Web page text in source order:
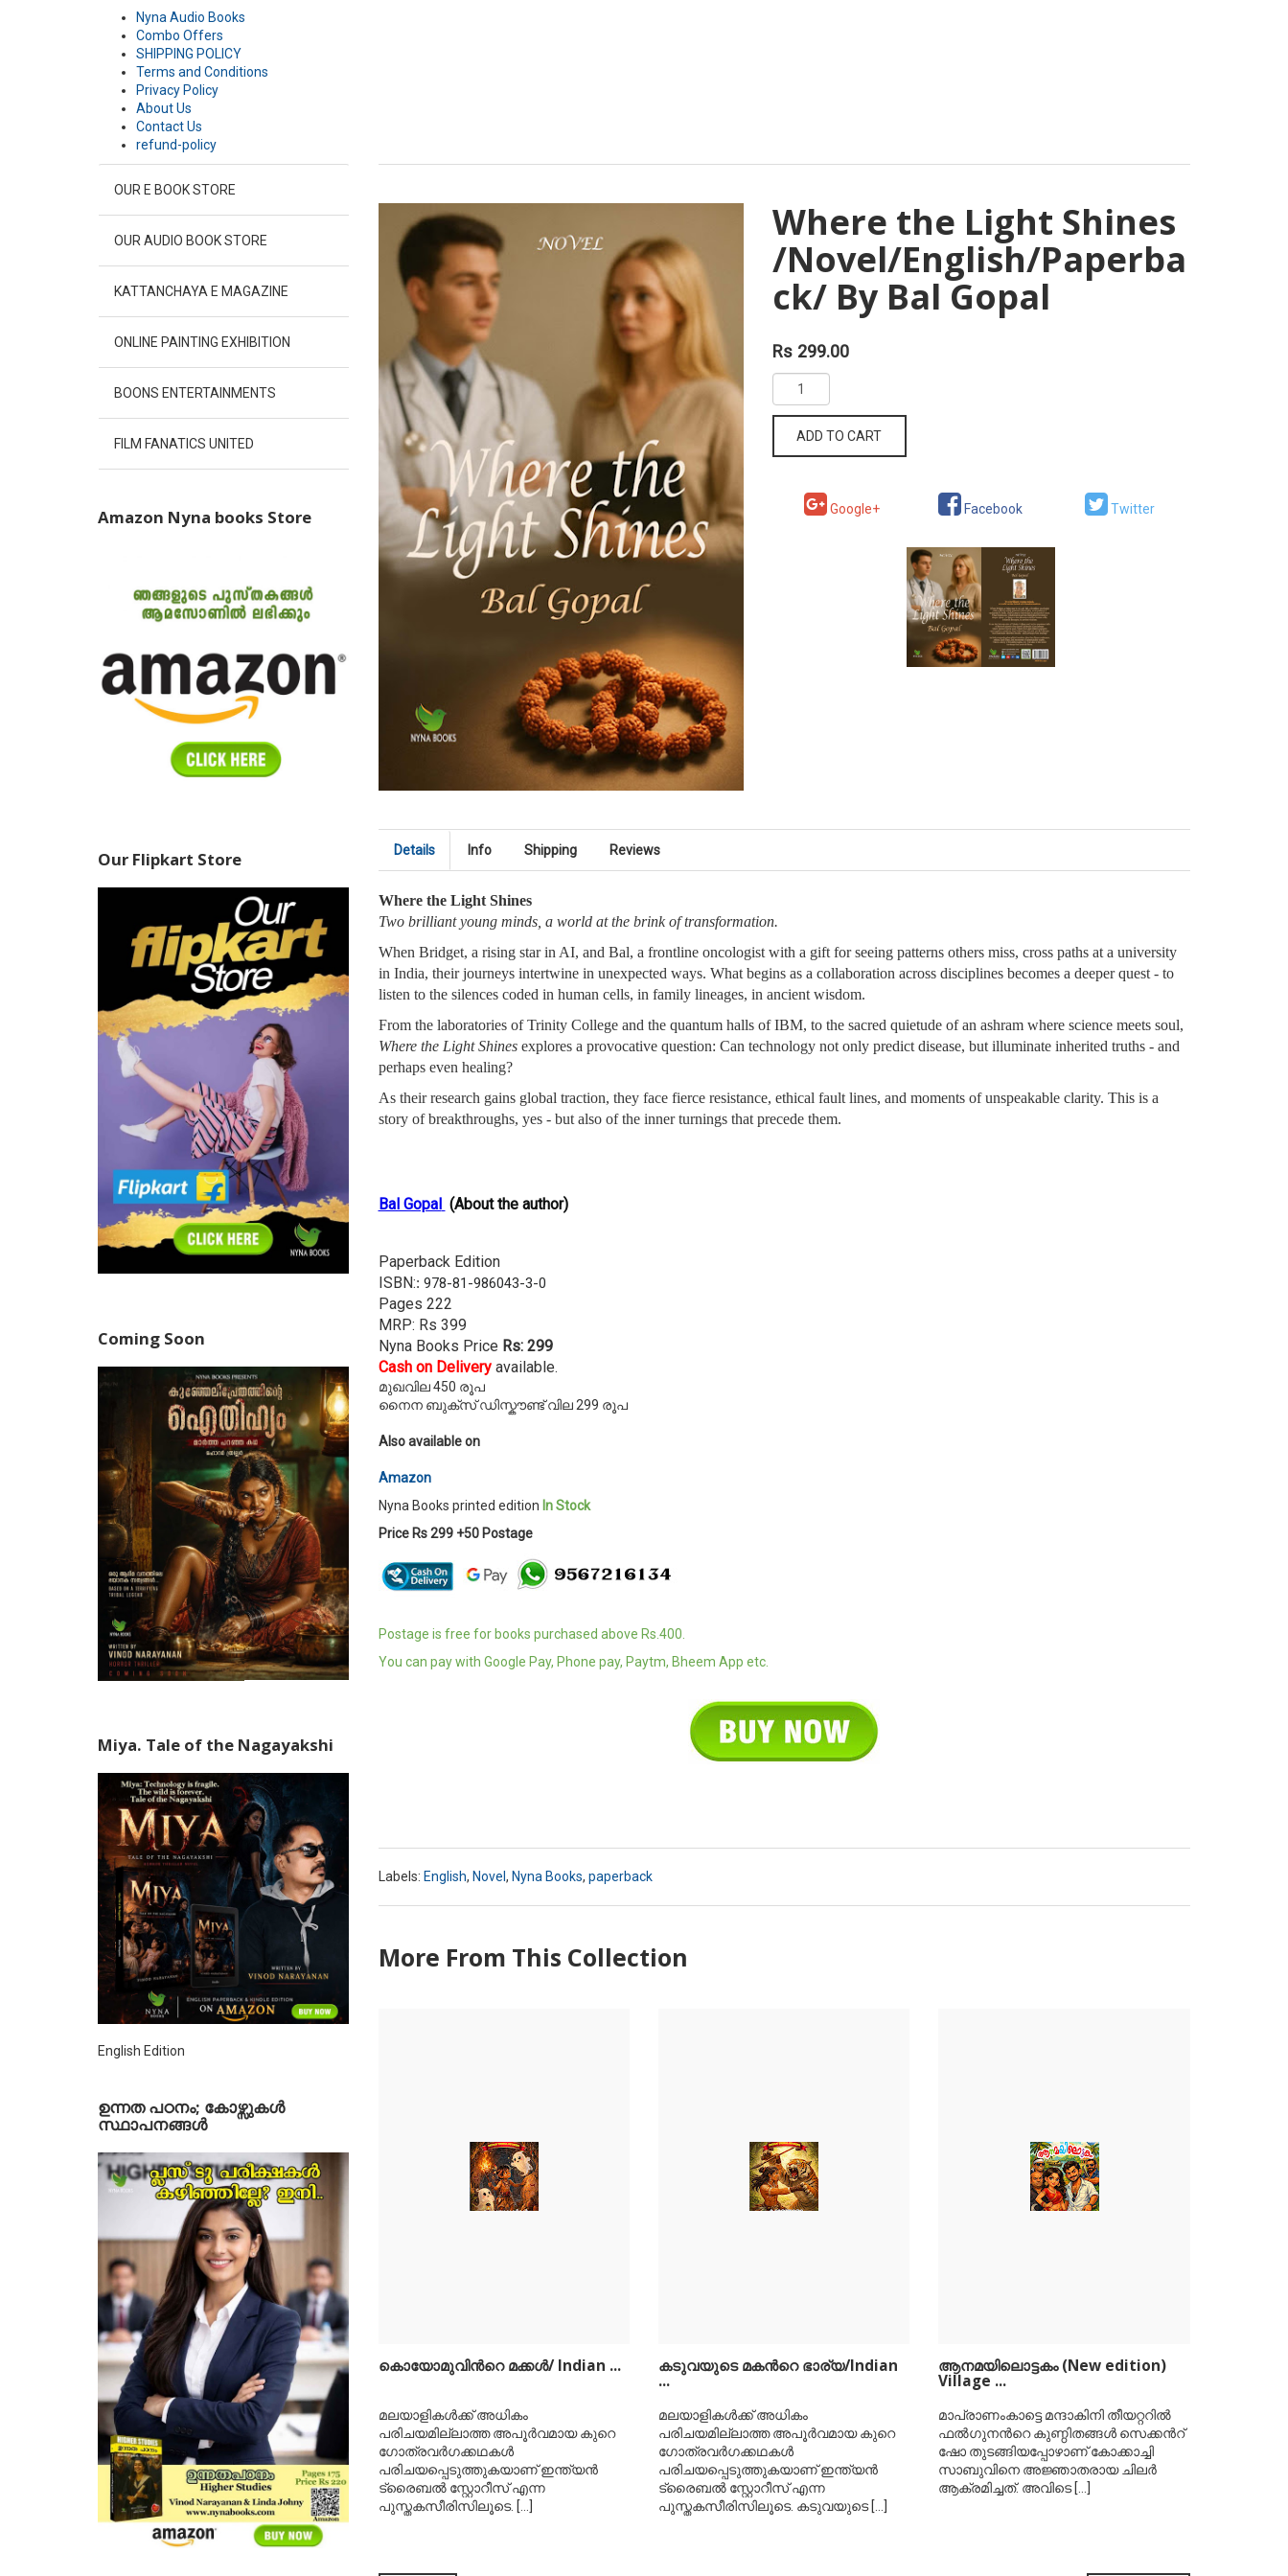
Nyna Audio Books
Combo Offers
SHIPPING POLICY
Terms and Conditions
Privacy Policy
About Us
Contact Us
refund-policy
OUR E BOOK STORE
OUR AUDIO BOOK STORE
KATTANCHAYA E MAGAZINE
ONLINE PAINTING EXHIBITION
BOONS ENTERTAINMENTS
FILM FANATICS UNITED
Where the Light Shines
/Novel/English/Paperba
ck/ By Bal Gopal
Rs 299.00
ADD TO CART
Google+ Facebook Twitter
Details Info Shipping Reviews
Where the Light Shines
Two brilliant young minds, a world at the brink of transformation.
When Bridget, a rising star in AI, and Bal, a frontline oncologist with a gift for seeing patterns others miss, cross paths at a university
in India, their journeys intertwine in unexpected ways. What begins as a collaboration across disciplines becomes a deeper quest - to
listen to the silences coded in human cells, in family lineages, in ancient wisdom.
From the laboratories of Trinity College and the quantum halls of IBM, to the sacred quietude of an ashram where science meets soul,
Where the Light Shinesexplores a provocative question: Can technology not only predict disease, but illuminate inherited truths - and
perhaps even healing?
As their research gains global traction, they face fierce resistance, ethical fault lines, and moments of unspeakable clarity. This is a
story of breakthroughs, yes - but also of the inner turnings that precede them.
Bal Gopal (About the author)
Paperback Edition
ISBN:: 978-81-986043-3-0
Pages 222
MRP: Rs 399
Nyna Books Price Rs: 299
Cash on Delivery available.
മുഖവില 450 രൂപ
നൈന ബുക്സ് ഡിസ്കൗണ്ട് വില 299 രൂപ
Also available on
Amazon
Nyna Books printed edition In Stock
Price Rs 299 +50 Postage
Postage is free for books purchased above Rs.400.
You can pay with Google Pay, Phone pay, Paytm, Bheem App etc.
Labels: English, Novel , Nyna Books, paperback
More From This Collection
കൊയോമുവിന്‍റെ മക്കള്‍/ Indian ...
മലയാളികള്‍ക്ക് അധികം
പരിചയമില്ലാത്ത അപൂര്‍വമായ കുറെ
ഗോത്രവര്‍ഗക്കഥകള്‍
പരിചയപ്പെടുത്തുകയാണ് ഇന്ത്യന്‍
ട്രൈബല്‍ സ്റ്റോറീസ് എന്ന
പുസ്തകസീരിസിലൂടെ. [...]
കടുവയുടെ മകന്‍റെ ഭാര്യ/Indian
...
മലയാളികള്‍ക്ക് അധികം
പരിചയമില്ലാത്ത അപൂര്‍വമായ കുറെ
ഗോത്രവര്‍ഗക്കഥകള്‍
പരിചയപ്പെടുത്തുകയാണ് ഇന്ത്യന്‍
ട്രൈബല്‍ സ്റ്റോറീസ് എന്ന
പുസ്തകസീരിസിലൂടെ. കടുവയുടെ [...]
ആനമയിലൊട്ടകം (New edition)
Village ...
മാപ്രാണംകാട്ടെ മന്ദാകിനി തീയറ്ററില്‍
ഫല്‍ഗുനന്‍റെ കുണ്ഠിതങ്ങള്‍ സെക്കന്‍റ്
ഷോ തുടങ്ങിയപ്പോഴാണ് കോക്കാച്ചി
സാബുവിനെ അജ്ഞാതരായ ചിലര്‍
ആക്രമിച്ചത്. അവിടെ [...]
Amazon Nyna books Store
Our Flipkart Store
Coming Soon
Miya. Tale of the Nagayakshi
English Edition
ഉന്നത പഠനം; കോഴ്സുകള്‍
സ്ഥാപനങ്ങള്‍